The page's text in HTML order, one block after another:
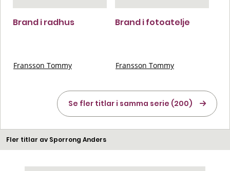
Brand i radhus
Fransson Tommy
Brand i fotoatelje
Fransson Tommy
Se fler titlar i samma serie (200)
Fler titlar av Sporrong Anders